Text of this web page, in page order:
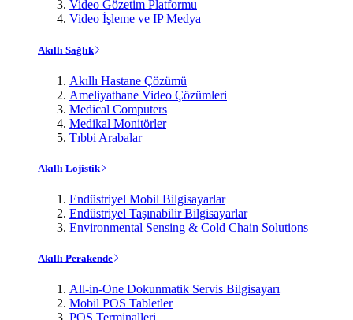
Video Gözetim Platformu
Video İşleme ve IP Medya
Akıllı Sağlık
Akıllı Hastane Çözümü
Ameliyathane Video Çözümleri
Medical Computers
Medikal Monitörler
Tıbbi Arabalar
Akıllı Lojistik
Endüstriyel Mobil Bilgisayarlar
Endüstriyel Taşınabilir Bilgisayarlar
Environmental Sensing & Cold Chain Solutions
Akıllı Perakende
All-in-One Dokunmatik Servis Bilgisayarı
Mobil POS Tabletler